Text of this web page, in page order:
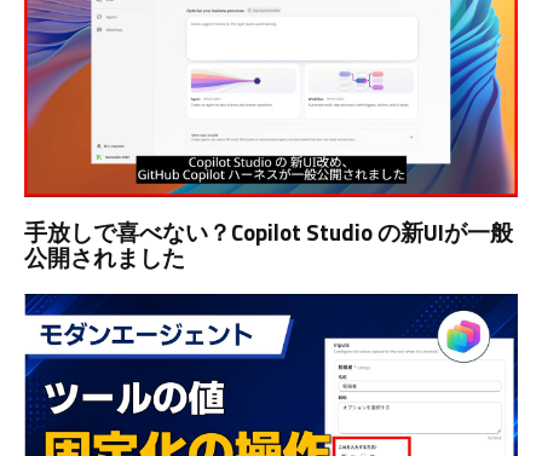
手放しで喜べない？Copilot Studio の新UIが一般
公開されました